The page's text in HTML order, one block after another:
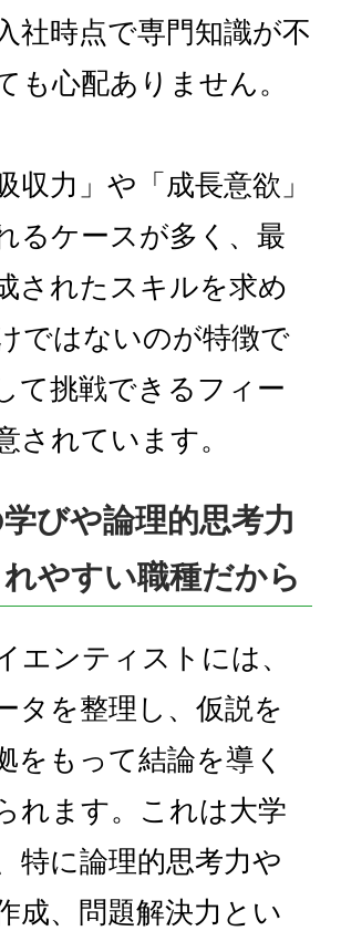
社時点で専門知識が不
も心配ありません。
収力」や「成長意欲」
るケースが多く、最
されたスキルを求め
ではないのが特徴で
て挑戦できるフィー
されています。
びや論理的思考力
やすい職種だから
エンティストには、
タを整理し、仮説を
をもって結論を導く
れます。これは大学
特に論理的思考力や
成、問題解決力とい